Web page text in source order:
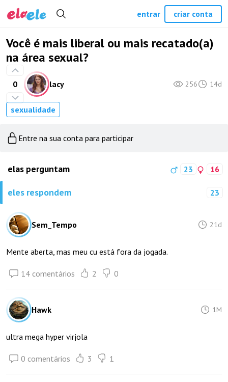
Você é mais liberal ou mais recatado(a)
na área sexual?
0 lacy 256 14d
sexualidade
Entre na sua conta para participar
elas perguntam 23 16
eles respondem 23
Sem_Tempo 21d
Mente aberta, mas meu cu está fora da jogada.
14 comentários 2 0
Hawk 1M
ultra mega hyper virjola
0 comentários 3 1
entrar criar conta